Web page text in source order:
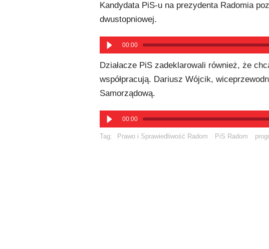
Kandydata PiS-u na prezydenta Radomia
dwustopniowej.
00:00
Działacze PiS zadeklarowali również, że
współpracują. Dariusz Wójcik,
Samorządową.
00:00
Tag: Prawo i Sprawiedliwość Radom PiS Radom